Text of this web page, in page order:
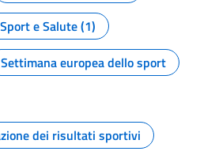
Sport e Salute (1)
Settimana europea dello sport
dei risultati sportivi